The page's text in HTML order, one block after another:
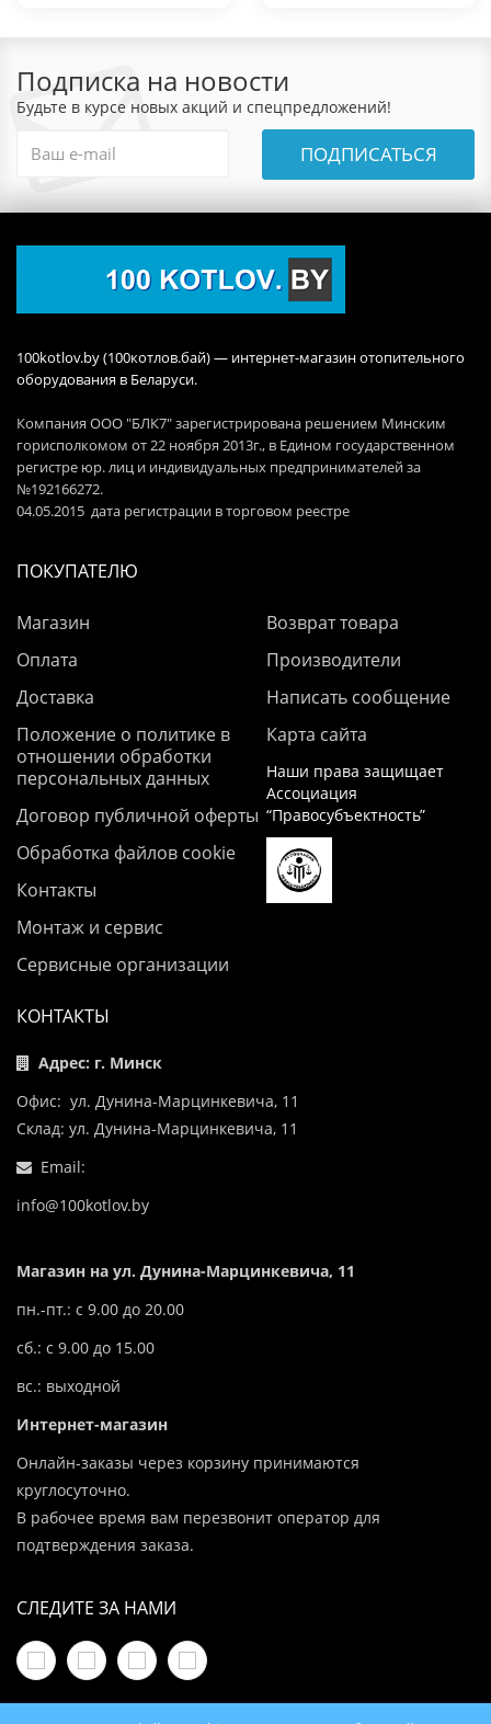
Подписка на новости
Будьте в курсе новых акций и спецпредложений!
ПОДПИСАТЬСЯ
100kotlov.by (100котлов.бай) — интернет-магазин отопительного
оборудования в Беларуси.
Компания ООО "БЛК7" зарегистрирована решением Минским
горисполкомом от 22 ноября 2013г., в Едином государственном
регистре юр. лиц и индивидуальных предпринимателей за
№192166272.
04.05.2015 дата регистрации в торговом реестре
ПОКУПАТЕЛЮ
Магазин
Оплата
Доставка
Положение о политике в
отношении обработки
персональных данных
Договор публичной оферты
Обработка файлов cookie
Контакты
Монтаж и сервис
Сервисные организации
Возврат товара
Производители
Написать сообщение
Карта сайта
Наши права защищает
Ассоциация
“Правосубъектность”
КОНТАКТЫ
Адрес: г. Минск
Офис: ул. Дунина-Марцинкевича, 11
Склад: ул. Дунина-Марцинкевича, 11
Email:
info@100kotlov.by
Магазин на ул. Дунина-Марцинкевича, 11
пн.-пт.: с 9.00 до 20.00
сб.: с 9.00 до 15.00
вс.: выходной
Интернет-магазин
Онлайн-заказы через корзину принимаются
круглосуточно.
В рабочее время вам перезвонит оператор для
подтверждения заказа.
СЛЕДИТЕ ЗА НАМИ